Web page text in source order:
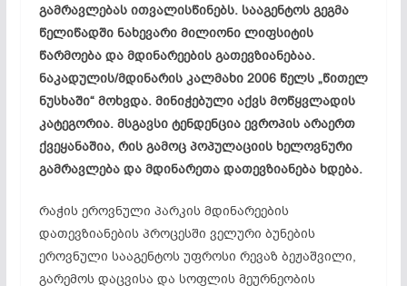
გამრავლებას ითვალისწინებს. სააგენტოს გეგმა
წელიწადში ნახევარი მილიონი ლიფსიტის
წარმოება და მდინარეების გათევზიანებაა.
ნაკადულის/მდინარის კალმახი 2006 წელს „წითელ
ნუსხაში“ მოხვდა. მინიჭებული აქვს მოწყვლადის
კატეგორია. მსგავსი ტენდენცია ევროპის არაერთ
ქვეყანაშია, რის გამოც პოპულაციის ხელოვნური
გამრავლება და მდინარეთა დათევზიანება ხდება.
რაჭის ეროვნული პარკის მდინარეების
დათევზიანების პროცესში ველური ბუნების
ეროვნული სააგენტოს უფროსი რევაზ ბეჟაშვილი,
გარემოს დაცვისა და სოფლის მეურნეობის